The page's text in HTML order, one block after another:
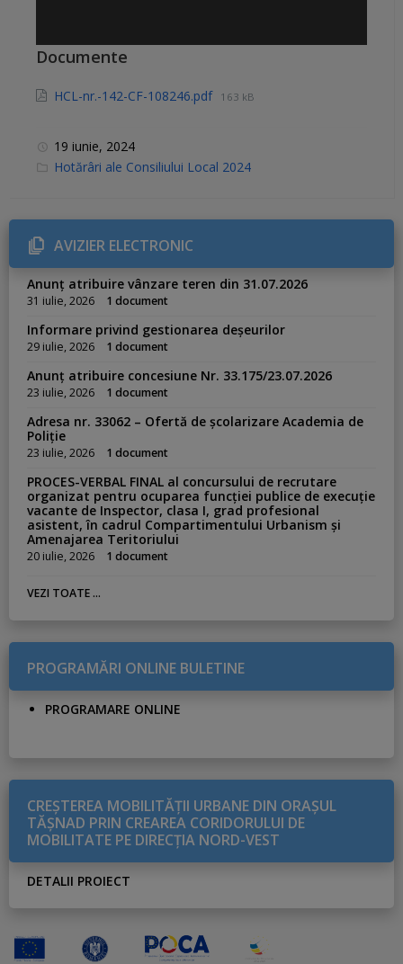
Documente
HCL-nr.-142-CF-108246.pdf 163 kB
19 iunie, 2024
C
r
i
e
s
Hotărâri ale Consiliului Local 2024
AVIZIER ELECTRONIC
Anunț atribuire vânzare teren din 31.07.2026
31 iulie, 2026 1 document
Informare privind gestionarea deșeurilor
29 iulie, 2026 1 document
Anunț atribuire concesiune Nr. 33.175/23.07.2026
23 iulie, 2026 1 document
Adresa nr. 33062 – Ofertă de școlarizare Academia de
Poliție
23 iulie, 2026 1 document
PROCES-VERBAL FINAL al concursului de recrutare
organizat pentru ocuparea funcției publice de execuție
vacante de Inspector, clasa I, grad profesional
asistent, în cadrul Compartimentului Urbanism și
Amenajarea Teritoriului
20 iulie, 2026 1 document
VEZI TOATE ...
PROGRAMĂRI ONLINE BULETINE
PROGRAMARE ONLINE
CREŞTEREA MOBILITĂŢII URBANE DIN ORAŞUL
TĂŞNAD PRIN CREAREA CORIDORULUI DE
MOBILITATE PE DIRECŢIA NORD-VEST
DETALII PROIECT